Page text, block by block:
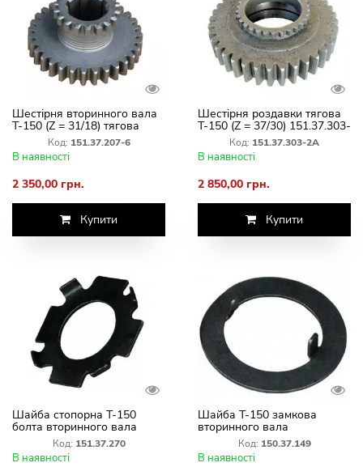
Шестірня вторинного вала
Т-150 (Z = 31/18) тягова
151.37.207-6 КПП
Код: 151.37.207-6
В наявності
2 350,00 грн.
Купити
Шестірня роздавки тягова
Т-150 (Z = 37/30) 151.37.303-
Код: 151.37.303-2А
В наявності
2 850,00 грн.
Купити
Шайба стопорна Т-150
болта вторинного вала
(151.37.270)
Код: 151.37.270
В наявності
Шайба Т-150 замкова
вторинного вала
(150.37.149)
Код: 150.37.149
В наявності